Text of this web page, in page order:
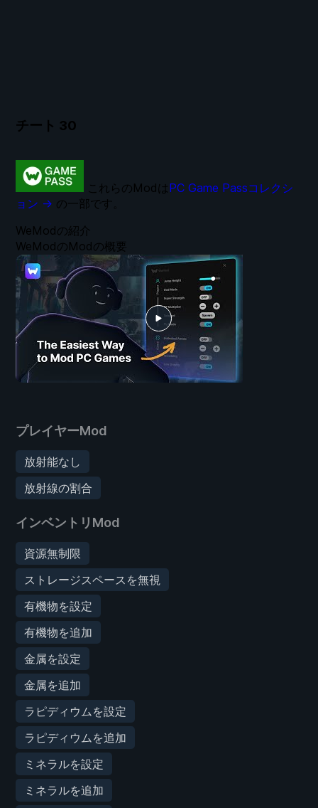
チート 30
プレイヤーMod
放射能なし
放射線の割合
インベントリMod
資源無制限
ストレージスペースを無視
有機物を設定
有機物を追加
金属を設定
金属を追加
ラピディウムを設定
ラピディウムを追加
ミネラルを設定
ミネラルを追加
WeModの紹介
WeModのModの概要
これらのModは PC Game Passコレクシ
ョン → の一部です。